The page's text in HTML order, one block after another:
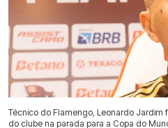
Técnico do Flamengo, Leonardo Jardim
do clube na parada para a Copa do